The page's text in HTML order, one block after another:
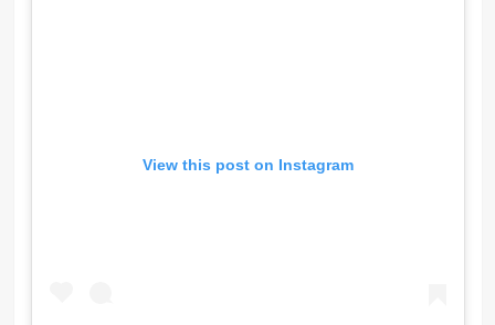
View this post on Instagram